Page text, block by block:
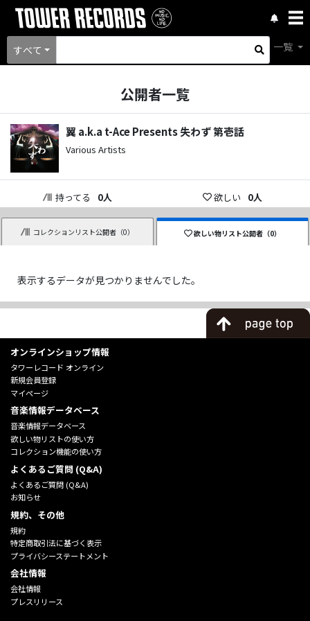
すべて 一覧
公開者一覧
翼 a.k.a t-Ace Presents 失わず 第壱話
Various Artists
持ってる 0人 欲しい 0人
コレクションリスト公開者（0） 欲しい物リスト公開者（0）
表示するデータが見つかりませんでした。
オンラインショップ情報
タワーレコード オンライン
新規会員登録
マイページ
音楽情報データベース
音楽情報データベース
欲しい物リストの使い方
コレクション機能の使い方
よくあるご質問 (Q&A)
よくあるご質問 (Q&A)
お知らせ
規約、その他
規約
特定商取引法に基づく表示
プライバシーステートメント
会社情報
会社情報
プレスリリース